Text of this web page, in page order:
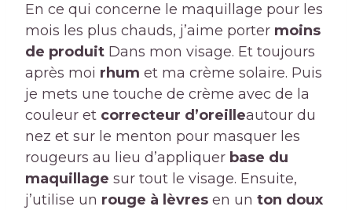
En ce qui concerne le maquillage pour les
mois les plus chauds, j’aime porter moins
de produit Dans mon visage. Et toujours
après moi rhum et ma crème solaire. Puis
je mets une touche de crème avec de la
couleur et correcteur d’oreilleautour du
nez et sur le menton pour masquer les
rougeurs au lieu d’appliquer base du
maquillage sur tout le visage. Ensuite,
j’utilise un rouge à lèvres en un ton doux